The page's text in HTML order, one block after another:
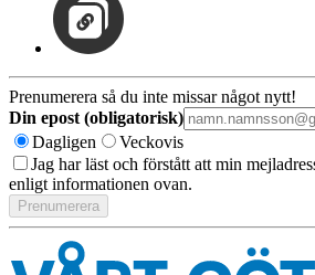
Prenumerera så du inte missar något nytt!
Din epost (obligatorisk)
Dagligen
Veckovis
Jag har läst och förstått att min
enligt informationen ovan.